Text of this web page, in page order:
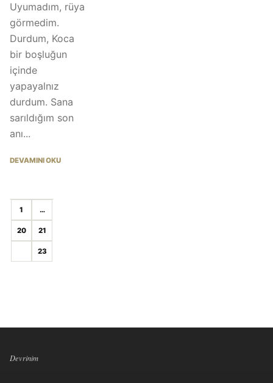
Uyumadım, rüya
görmedim.
Durdum, Koca
bir boşluğun
içinde
yapayalnız
durdum. Sana
sarıldığım son
anı...
DEVAMINI OKU
1 …
20 21
23
Devrinim